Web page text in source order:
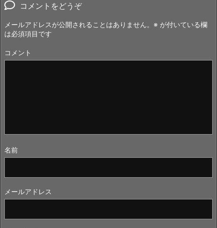
コメントをどうぞ
メールアドレスが公開されることはありません。 ※ が付いている欄
は必須項目です
コメント
名前
メールアドレス